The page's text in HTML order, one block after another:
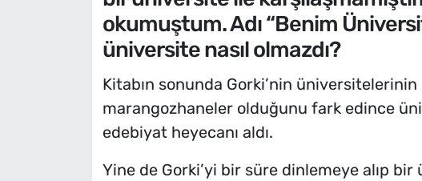
okumuştum. Adı “Benim
üniversite nasıl olmazdı?
Kitabın sonunda Gorki’nin üniversitelerinin
marangozhaneler olduğunu fark edince
edebiyat heyecanı aldı.
Yine de Gorki’yi bir süre dinlemeye alıp